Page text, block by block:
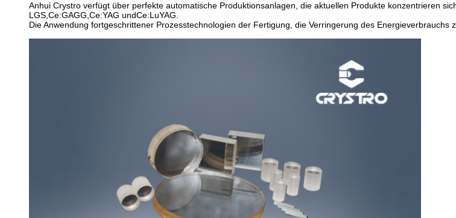
Anhui Crystro verfügt über perfekte automatische Produktionsanlagen, die aktuellen Produkte konzentrieren
LGS,Ce:GAGG,Ce:YAG undCe:LuYAG.
Die Anwendung fortgeschrittener Prozesstechnologien der Fertigung, die Verringerung des Energieverbrauchs